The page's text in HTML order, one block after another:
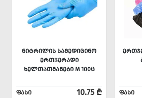
ᲜᲘᲢᲠᲘᲚᲘᲡ ᲡᲐᲛᲔᲓᲘᲪᲘᲜᲝ
ᲔᲠᲗᲯᲔᲠᲐᲓᲘ
ᲮᲔᲚᲗᲐᲗᲛᲐᲜᲔᲑᲘ M 100Ც
ᲤᲐᲡᲘ 10.75 ₾ ᲤᲐᲡᲘ